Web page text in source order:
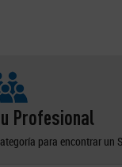
Profesional
para encontrar un